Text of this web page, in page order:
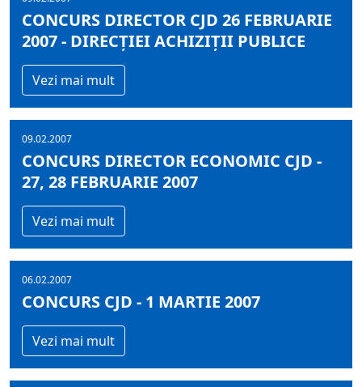
CONCURS DIRECTOR CJD 26 FEBRUARIE
2007 - DIRECŢIEI ACHIZIŢII PUBLICE
Vezi mai mult
09.02.2007
CONCURS DIRECTOR ECONOMIC CJD -
27, 28 FEBRUARIE 2007
Vezi mai mult
06.02.2007
CONCURS CJD - 1 MARTIE 2007
Vezi mai mult